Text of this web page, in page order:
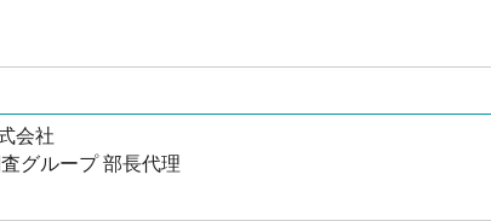
会社
グループ 部長代理